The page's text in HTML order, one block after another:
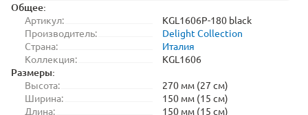
Общее:
Артикул:
KGL1606P-180 black
Производитель:
Delight Collection
Страна:
Италия
Коллекция:
KGL1606
Размеры:
Высота:
270 мм (27 см)
Ширина:
150 мм (15 см)
Длина:
150 мм (15 см)